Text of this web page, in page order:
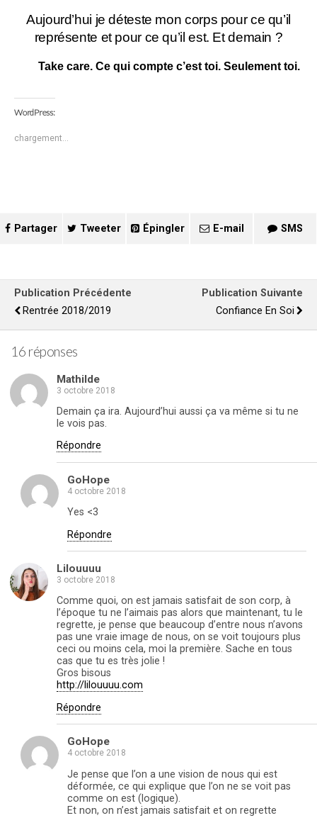
Aujourd’hui je déteste mon corps pour ce qu’il
représente et pour ce qu’il est. Et demain ?
Take care. Ce qui compte c’est toi. Seulement toi.
WordPress:
chargement…
Partager Tweeter Épingler E-mail SMS
Publication Précédente
Rentrée 2018/2019
Publication Suivante
Confiance En Soi
16 réponses
Mathilde
3 octobre 2018
Demain ça ira. Aujourd’hui aussi ça va même si tu ne
le vois pas.
Répondre
GoHope
4 octobre 2018
Yes <3
Répondre
Lilouuuu
3 octobre 2018
Comme quoi, on est jamais satisfait de son corp, à
l’époque tu ne l’aimais pas alors que maintenant, tu le
regrette, je pense que beaucoup d’entre nous n’avons
pas une vraie image de nous, on se voit toujours plus
ceci ou moins cela, moi la première. Sache en tous
cas que tu es très jolie !
Gros bisous
http://lilouuuu.com
Répondre
GoHope
4 octobre 2018
Je pense que l’on a une vision de nous qui est
déformée, ce qui explique que l’on ne se voit pas
comme on est (logique).
Et non, on n’est jamais satisfait et on regrette